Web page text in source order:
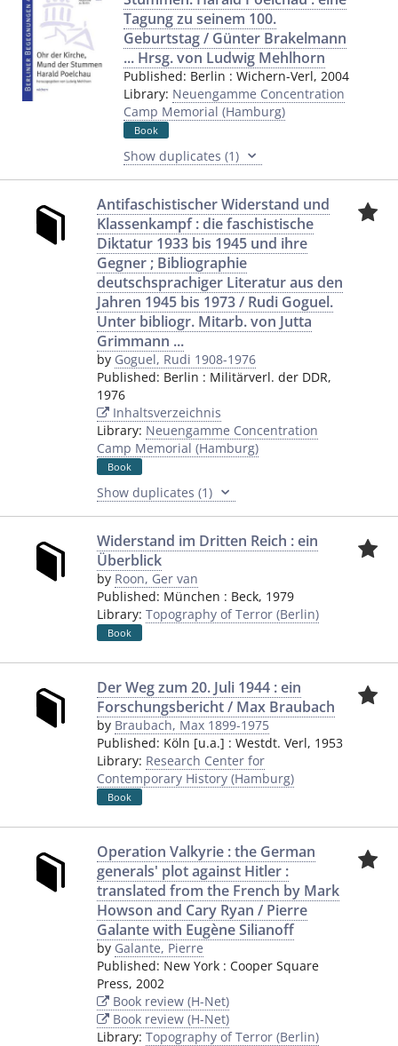
Tagung zu seinem 100.
Geburtstag / Günter Brakelmann
... Hrsg. von Ludwig Mehlhorn
Published: Berlin : Wichern-Verl, 2004
Library: Neuengamme Concentration
Camp Memorial (Hamburg)
Book
Show duplicates (1)
Antifaschistischer Widerstand und
Klassenkampf : die faschistische
Diktatur 1933 bis 1945 und ihre
Gegner ; Bibliographie
deutschsprachiger Literatur aus den
Jahren 1945 bis 1973 / Rudi Goguel.
Unter bibliogr. Mitarb. von Jutta
Grimmann ...
by Goguel, Rudi 1908-1976
Published: Berlin : Militärverl. der DDR,
1976
Inhaltsverzeichnis
Library: Neuengamme Concentration
Camp Memorial (Hamburg)
Book
Show duplicates (1)
Widerstand im Dritten Reich : ein
Überblick
by Roon, Ger van
Published: München : Beck, 1979
Library: Topography of Terror (Berlin)
Book
Der Weg zum 20. Juli 1944 : ein
Forschungsbericht / Max Braubach
by Braubach, Max 1899-1975
Published: Köln [u.a.] : Westdt. Verl, 1953
Library: Research Center for
Contemporary History (Hamburg)
Book
Operation Valkyrie : the German
generals' plot against Hitler :
translated from the French by Mark
Howson and Cary Ryan / Pierre
Galante with Eugène Silianoff
by Galante, Pierre
Published: New York : Cooper Square
Press, 2002
Book review (H-Net)
Book review (H-Net)
Library: Topography of Terror (Berlin)